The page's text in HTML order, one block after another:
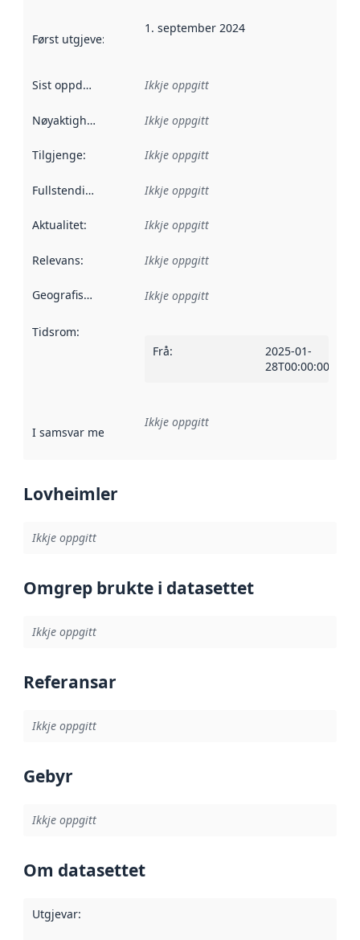
Først utgjeve: Denne datoen seier når dataa i dette
1. september 2024
Sist oppdatert Ikkje oppgitt
Nøyaktigheit Ikkje oppgitt
Tilgjenge: Ikkje oppgitt
Fullstendigheit Ikkje oppgitt
Aktualitet: Ikkje oppgitt
Relevans: Ikkje oppgitt
Geografisk område Ikkje oppgitt
Tidsrom:
Frå:
2025-01-
28T00:00:00Z
I samsvar med Referanse til ei implementeringsregel eller
Ikkje oppgitt
Lovheimler
Ikkje oppgitt
Omgrep brukte i datasettet
Ikkje oppgitt
Referansar
Ikkje oppgitt
Gebyr
Ikkje oppgitt
Om datasettet
Utgjevar: